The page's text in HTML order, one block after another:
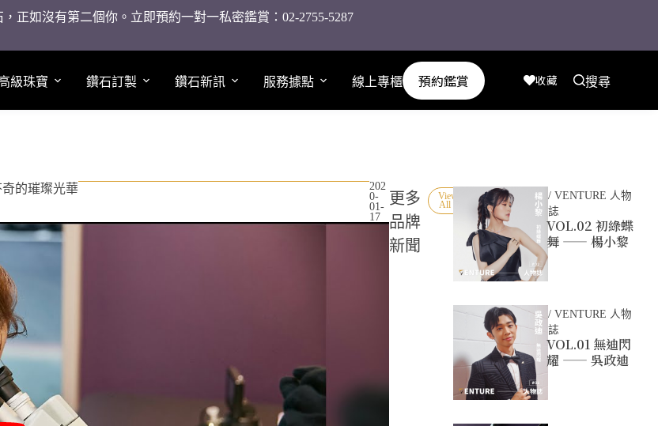
正如沒有第二個你。立即預約一對一私密鑑賞：02-2755-5287
級珠寶 鑽石訂製 鑽石新訊 服務據點 線上專櫃 預約鑑賞 收藏 搜尋
的璀璨光華
202
0-
01-
17
更多
品牌
新聞
View
All »
/ VENTURE 人物
誌
VOL.02 初綠蝶
舞 —— 楊小黎
/ VENTURE 人物
誌
VOL.01 無迪閃
耀 —— 吳政迪